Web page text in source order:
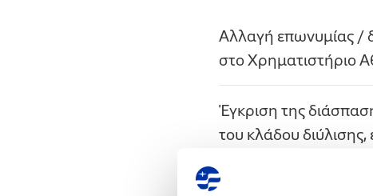
Αλλαγή επωνυμίας /
στο Χρηματιστήριο
Έγκριση της
του κλάδου